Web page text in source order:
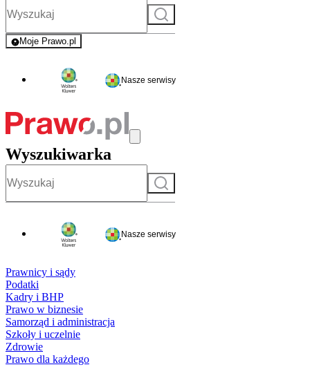
Szukaj
Moje Prawo.pl
- rejestracja i logowanie do serwisu
Nasze serwisy
Wyszukiwarka
Szukaj
Nasze serwisy
Prawnicy i sądy
Podatki
Kadry i BHP
Prawo w biznesie
Samorząd i administracja
Szkoły i uczelnie
Zdrowie
Prawo dla każdego